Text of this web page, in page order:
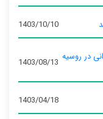
1403/10/10
در روسیه 1403/08/13
1403/04/18